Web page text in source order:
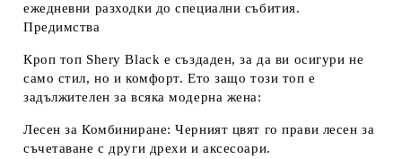
ежедневни разходки до специални събития.
Предимства
Кроп топ Shery Black е създаден, за да ви осигури не
само стил, но и комфорт. Ето защо този топ е
задължителен за всяка модерна жена:
Лесен за Комбиниране: Черният цвят го прави лесен за
съчетаване с други дрехи и аксесоари.